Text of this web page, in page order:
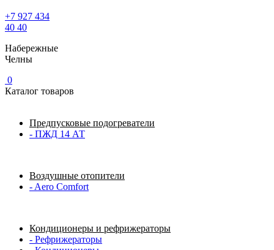
+7 927 434
40 40
Набережные
Челны
0
Каталог товаров
Предпусковые подогреватели
- ПЖД 14 АТ
Воздушные отопители
- Aero Comfort
Кондиционеры и рефрижераторы
- Рефрижераторы